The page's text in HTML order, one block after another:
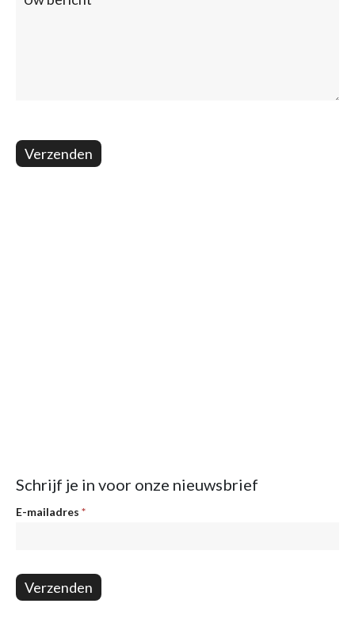
Verzenden
Schrijf je in voor onze nieuwsbrief
Nieuwsbrief
E-mailadres *
Verzenden